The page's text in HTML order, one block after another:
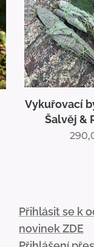
Vykuřovací
Šalvěj &
Přihlásit se k
novinek ZDE